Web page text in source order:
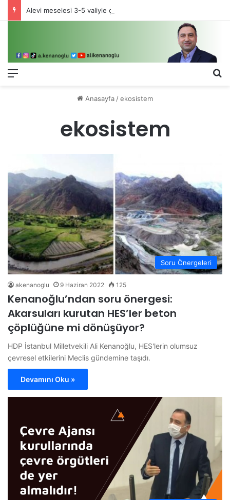
Menü
Anasayfa /ekosistem
ekosistem
Soru Önergeleri
akenanoglu 9 Haziran 2022 125
Kenanoğlu’ndan soru önergesi:
Akarsuları kurutan HES’ler beton
çöplüğüne mi dönüşüyor?
HDP İstanbul Milletvekili Ali Kenanoğlu, HES'lerin olumsuz
çevresel etkilerini Meclis gündemine taşıdı.
Devamını Oku »